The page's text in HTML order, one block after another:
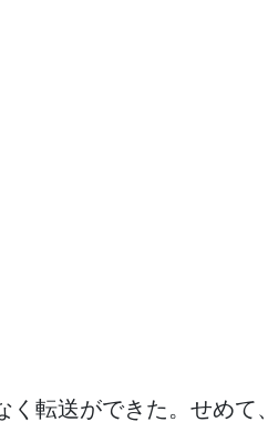
転送ができた。せめて